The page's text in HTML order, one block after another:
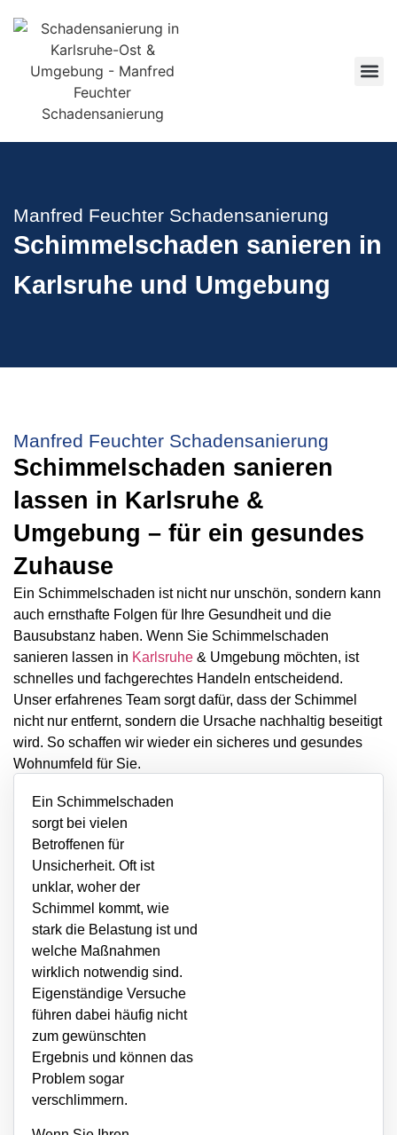
Manfred Feuchter Schadensanierung
Schimmelschaden sanieren in
Karlsruhe und Umgebung
Manfred Feuchter Schadensanierung
Schimmelschaden sanieren
lassen in Karlsruhe &
Umgebung – für ein gesundes
Zuhause
Ein Schimmelschaden ist nicht nur unschön, sondern kann
auch ernsthafte Folgen für Ihre Gesundheit und die
Bausubstanz haben. Wenn Sie Schimmelschaden
sanieren lassen in Karlsruhe & Umgebung möchten, ist
schnelles und fachgerechtes Handeln entscheidend.
Unser erfahrenes Team sorgt dafür, dass der Schimmel
nicht nur entfernt, sondern die Ursache nachhaltig beseitigt
wird. So schaffen wir wieder ein sicheres und gesundes
Wohnumfeld für Sie.
Ein Schimmelschaden
sorgt bei vielen
Betroffenen für
Unsicherheit. Oft ist
unklar, woher der
Schimmel kommt, wie
stark die Belastung ist und
welche Maßnahmen
wirklich notwendig sind.
Eigenständige Versuche
führen dabei häufig nicht
zum gewünschten
Ergebnis und können das
Problem sogar
verschlimmern.